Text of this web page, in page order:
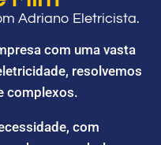
Adriano Eletricista.
com uma vasta
resolvemos
complexos.
com